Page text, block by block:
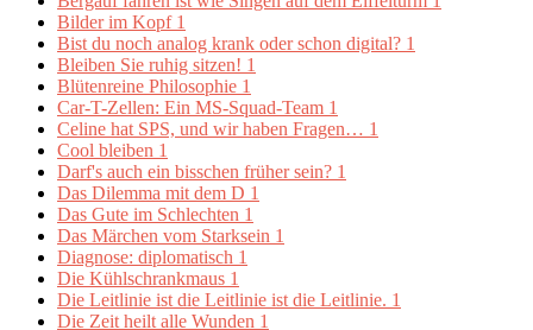
Bilder im Kopf 1
Bist du noch analog krank oder schon digital? 1
Bleiben Sie ruhig sitzen! 1
Blütenreine Philosophie 1
Car-T-Zellen: Ein MS-Squad-Team 1
Celine hat SPS, und wir haben Fragen… 1
Cool bleiben 1
Darf's auch ein bisschen früher sein? 1
Das Dilemma mit dem D 1
Das Gute im Schlechten 1
Das Märchen vom Starksein 1
Diagnose: diplomatisch 1
Die Kühlschrankmaus 1
Die Leitlinie ist die Leitlinie ist die Leitlinie. 1
Die Zeit heilt alle Wunden 1